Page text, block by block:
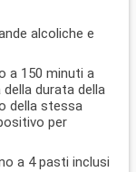
alcoliche e
a 150 minuti a
durata della
della stessa
per
a 4 pasti inclusi